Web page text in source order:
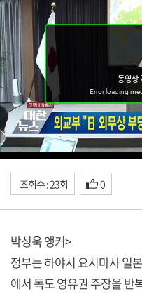
조회수 : 23회 0
박성욱 앵커>
정부는 하야시 요시마사 일
에서 독도 영유권 주장을 반